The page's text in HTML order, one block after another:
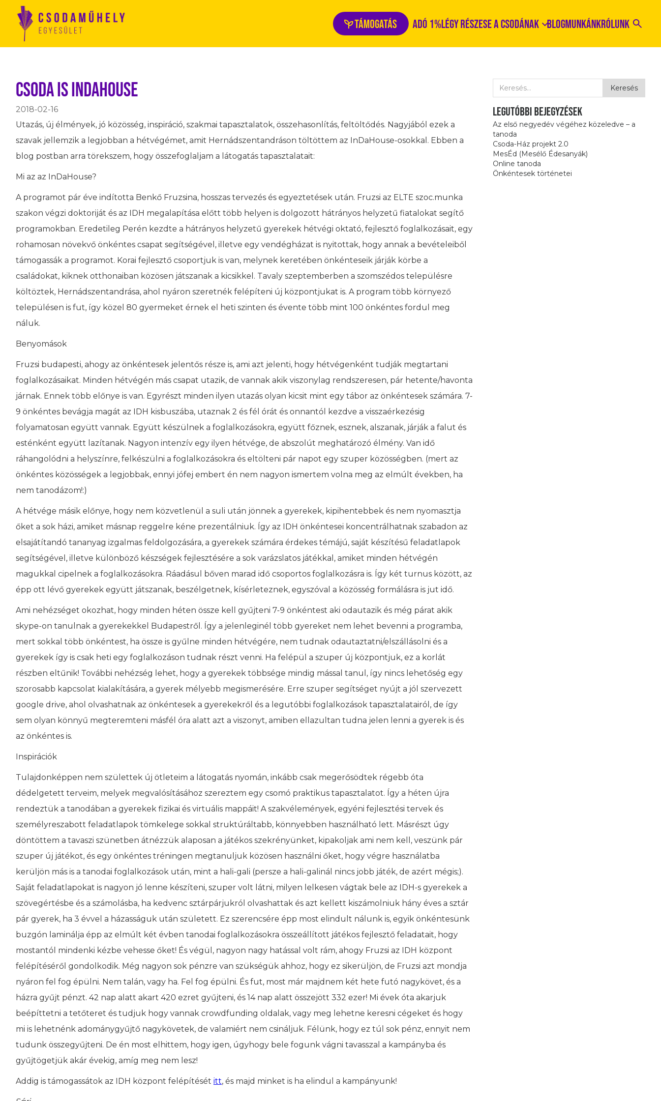
Támogatás Adó 1%Légy Részese a Csodának BlogMunkánkRólunk
CSODA is InDaHouse
2018-02-16
Utazás, új élmények, jó közösség, inspiráció, szakmai tapasztalatok, összehasonlítás, feltöltődés. Nagyjából ezek a
szavak jellemzik a legjobban a hétvégémet, amit Hernádszentandráson töltöttem az InDaHouse-osokkal. Ebben a
blog postban arra törekszem, hogy összefoglaljam a látogatás tapasztalatait:
Mi az az InDaHouse?
A programot pár éve indította Benkő Fruzsina, hosszas tervezés és egyeztetések után. Fruzsi az ELTE szoc.munka
szakon végzi doktoriját és az IDH megalapítása előtt több helyen is dolgozott hátrányos helyzetű fiatalokat segítő
programokban. Eredetileg Perén kezdte a hátrányos helyzetű gyerekek hétvégi oktató, fejlesztő foglalkozásait, egy
rohamosan növekvő önkéntes csapat segítségével, illetve egy vendégházat is nyitottak, hogy annak a bevételeiből
támogassák a programot. Korai fejlesztő csoportjuk is van, melynek keretében önkénteseik járják körbe a
családokat, kiknek otthonaiban közösen játszanak a kicsikkel. Tavaly szeptemberben a szomszédos településre
költöztek, Hernádszentandrása, ahol nyáron szeretnék felépíteni új központjukat is. A program több környező
településen is fut, így közel 80 gyermeket érnek el heti szinten és évente több mint 100 önkéntes fordul meg
náluk.
Benyomások
Fruzsi budapesti, ahogy az önkéntesek jelentős része is, ami azt jelenti, hogy hétvégenként tudják megtartani
foglalkozásaikat. Minden hétvégén más csapat utazik, de vannak akik viszonylag rendszeresen, pár hetente/havonta
járnak. Ennek több előnye is van. Egyrészt minden ilyen utazás olyan kicsit mint egy tábor az önkéntesek számára. 7-
9 önkéntes bevágja magát az IDH kisbuszába, utaznak 2 és fél órát és onnantól kezdve a visszaérkezésig
folyamatosan együtt vannak. Együtt készülnek a foglalkozásokra, együtt főznek, esznek, alszanak, járják a falut és
esténként együtt lazítanak. Nagyon intenzív egy ilyen hétvége, de abszolút meghatározó élmény. Van idő
ráhangolódni a helyszínre, felkészülni a foglalkozásokra és eltölteni pár napot egy szuper közösségben. (mert az
önkéntes közösségek a legjobbak, ennyi jófej embert én nem nagyon ismertem volna meg az elmúlt években, ha
nem tanodázom!:)
A hétvége másik előnye, hogy nem közvetlenül a suli után jönnek a gyerekek, kipihentebbek és nem nyomasztja
őket a sok házi, amiket másnap reggelre kéne prezentálniuk. Így az IDH önkéntesei koncentrálhatnak szabadon az
elsajátítandó tananyag izgalmas feldolgozására, a gyerekek számára érdekes témájú, saját készítésű feladatlapok
segítségével, illetve különböző készségek fejlesztésére a sok varázslatos játékkal, amiket minden hétvégén
magukkal cipelnek a foglalkozásokra. Ráadásul bőven marad idő csoportos foglalkozásra is. Így két turnus között, az
épp ott lévő gyerekek együtt játszanak, beszélgetnek, kísérleteznek, egyszóval a közösség formálásra is jut idő.
Ami nehézséget okozhat, hogy minden héten össze kell gyűjteni 7-9 önkéntest aki odautazik és még párat akik
skype-on tanulnak a gyerekekkel Budapestről. Így a jelenleginél több gyereket nem lehet bevenni a programba,
mert sokkal több önkéntest, ha össze is gyűlne minden hétvégére, nem tudnak odautaztatni/elszállásolni és a
gyerekek így is csak heti egy foglalkozáson tudnak részt venni. Ha felépül a szuper új központjuk, ez a korlát
részben eltűnik! További nehézség lehet, hogy a gyerekek többsége mindig mással tanul, így nincs lehetőség egy
szorosabb kapcsolat kialakítására, a gyerek mélyebb megismerésére. Erre szuper segítséget nyújt a jól szervezett
google drive, ahol olvashatnak az önkéntesek a gyerekekről és a legutóbbi foglalkozások tapasztalatairól, de így
sem olyan könnyű megteremteni másfél óra alatt azt a viszonyt, amiben ellazultan tudna jelen lenni a gyerek is és
az önkéntes is.
Inspirációk
Tulajdonképpen nem születtek új ötleteim a látogatás nyomán, inkább csak megerősödtek régebb óta
dédelgetett terveim, melyek megvalósításához szereztem egy csomó praktikus tapasztalatot. Így a héten újra
rendeztük a tanodában a gyerekek fizikai és virtuális mappáit! A szakvélemények, egyéni fejlesztési tervek és
személyreszabott feladatlapok tömkelege sokkal struktúráltabb, könnyebben használható lett. Másrészt úgy
döntöttem a tavaszi szünetben átnézzük alaposan a játékos szekrényünket, kipakoljak ami nem kell, veszünk pár
szuper új játékot, és egy önkéntes tréningen megtanuljuk közösen használni őket, hogy végre használatba
kerüljön más is a tanodai foglalkozások után, mint a hali-gali (persze a hali-galinál nincs jobb játék, de azért mégis;).
Saját feladatlapokat is nagyon jó lenne készíteni, szuper volt látni, milyen lelkesen vágtak bele az IDH-s gyerekek a
szövegértésbe és a számolásba, ha kedvenc sztárpárjukról olvashattak és azt kellett kiszámolniuk hány éves a sztár
pár gyerek, ha 3 évvel a házasságuk után született. Ez szerencsére épp most elindult nálunk is, egyik önkéntesünk
buzgón laminálja épp az elmúlt két évben tanodai foglalkozásokra összeállított játékos fejlesztő feladatait, hogy
mostantól mindenki kézbe vehesse őket! És végül, nagyon nagy hatással volt rám, ahogy Fruzsi az IDH központ
felépítéséről gondolkodik. Még nagyon sok pénzre van szükségük ahhoz, hogy ez sikerüljön, de Fruzsi azt mondja
nyáron fel fog épülni. Nem talán, vagy ha. Fel fog épülni. És fut, most már majdnem két hete futó nagykövet, és a
házra gyűjt pénzt. 42 nap alatt akart 420 ezret gyűjteni, és 14 nap alatt összejött 332 ezer! Mi évek óta akarjuk
beépíttetni a tetőteret és tudjuk hogy vannak crowdfunding oldalak, vagy meg lehetne keresni cégeket és hogy
mi is lehetnénk adománygyűjtő nagykövetek, de valamiért nem csináljuk. Félünk, hogy ez túl sok pénz, ennyit nem
tudunk összegyűjteni. De én most elhittem, hogy igen, úgyhogy bele fogunk vágni tavasszal a kampányba és
gyűjtögetjük akár évekig, amíg meg nem lesz!
Addig is támogassátok az IDH központ felépítését itt, és majd minket is ha elindul a kampányunk!
Legutóbbi bejegyzések
Az első negyedév végéhez közeledve – a
tanoda
Csoda-Ház projekt 2.0
MesÉd (Mesélő Édesanyák)
Online tanoda
Önkéntesek történetei